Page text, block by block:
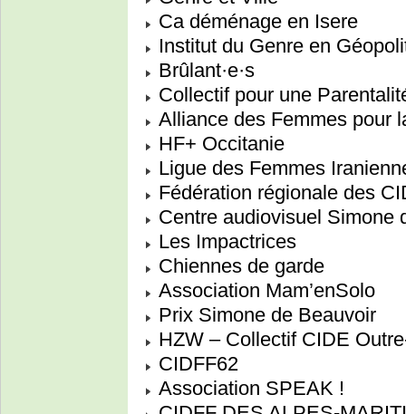
Ca déménage en Isere
Institut du Genre en
Brûlant·e·s
Collectif pour une
Alliance des Femmes pour
HF+ Occitanie
Ligue des Femmes
Fédération régionale des
Centre audiovisuel Simone
Les Impactrices
Chiennes de garde
Association Mam’enSolo
Prix Simone de Beauvoir
HZW – Collectif CIDE
CIDFF62
Association SPEAK !